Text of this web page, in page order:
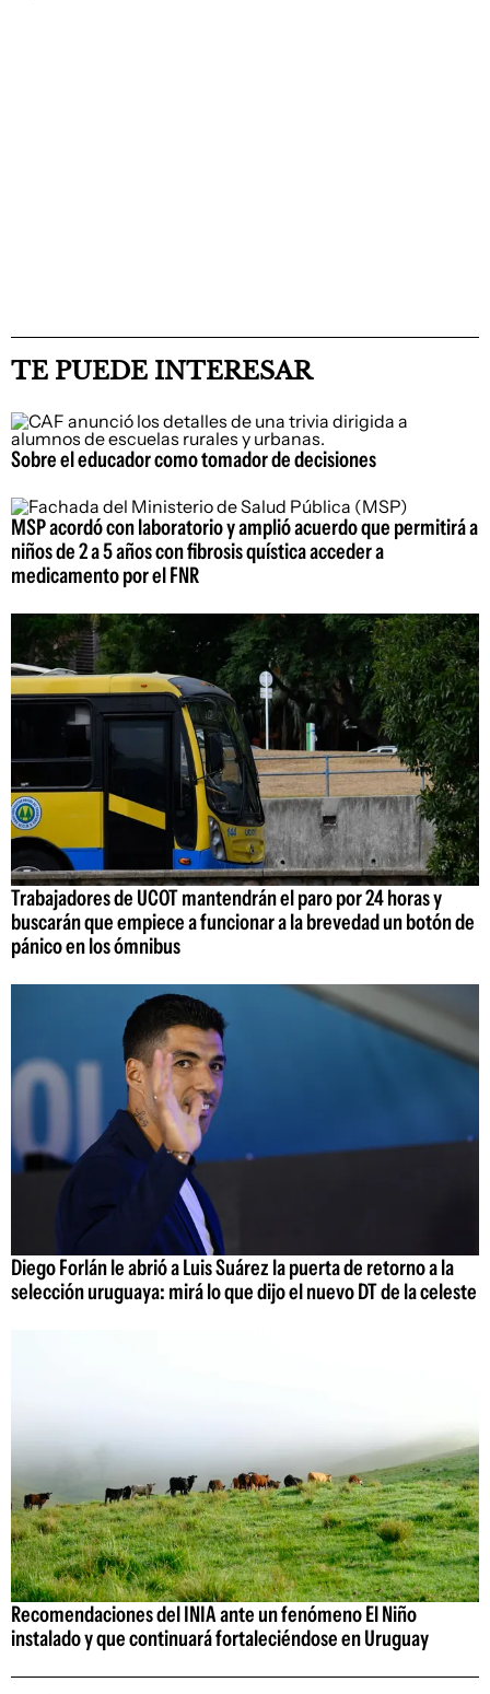
TE PUEDE INTERESAR
Sobre el educador como tomador de decisiones
MSP acordó con laboratorio y amplió acuerdo que permitirá a
niños de 2 a 5 años con fibrosis quística acceder a
medicamento por el FNR
Trabajadores de UCOT mantendrán el paro por 24 horas y
buscarán que empiece a funcionar a la brevedad un botón de
pánico en los ómnibus
Diego Forlán le abrió a Luis Suárez la puerta de retorno a la
selección uruguaya: mirá lo que dijo el nuevo DT de la celeste
Recomendaciones del INIA ante un fenómeno El Niño
instalado y que continuará fortaleciéndose en Uruguay